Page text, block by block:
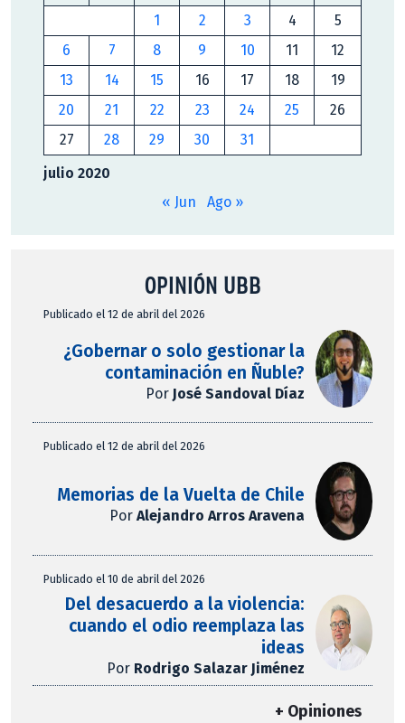
julio 2020
1
2 3 4
5
6
7 8 9 10 11
12
13
14 15 16 17 18
19
20
21 22 23 24 25
26
27
28 29 30 31
« Jun Ago »
OPINIÓN UBB
Publicado el 12 de abril del 2026
¿Gobernar o solo gestionar la
contaminación en Ñuble?
Por José Sandoval Díaz
Publicado el 12 de abril del 2026
Memorias de la Vuelta de Chile
PorAlejandro Arros Aravena
Publicado el 10 de abril del 2026
Del desacuerdo a la violencia:
cuando el odio reemplaza las
ideas
Por Rodrigo Salazar Jiménez
+ Opiniones